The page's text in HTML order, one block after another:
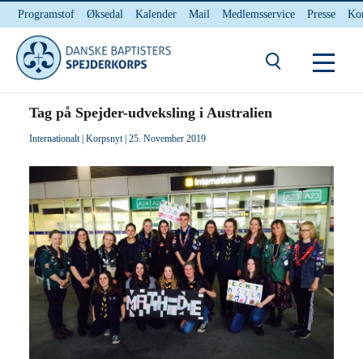
Programstof Øksedal Kalender Mail Medlemsservice Presse
INTERNnet
Du er her:
Tag på Spejder-udveksling i Australien
Internationalt| Korpsnyt| 25. November 2019